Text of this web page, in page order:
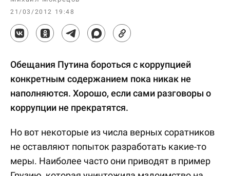
21/03/2012 19:48
Обещания Путина бороться с коррупцией
конкретным содержанием пока никак не
наполняются. Хорошо, если сами разговоры о
коррупции не прекратятся.
Но вот некоторые из числа верных соратников
не оставляют попыток разработать какие-то
меры. Наиболее часто они приводят в пример